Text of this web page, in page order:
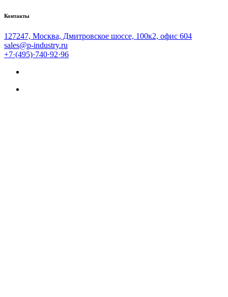
Контакты
127247, Москва, Дмитровское шоссе, 100к2, офис 604
sales@p-industry.ru
+7·(495)·740·92·96